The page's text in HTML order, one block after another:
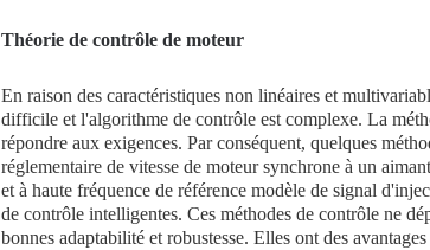
Théorie de contrôle de moteur
En raison des caractéristiques non linéaires et
difficile et l'algorithme de contrôle est complexe. La
répondre aux exigences. Par conséquent, quelques
réglementaire de vitesse de moteur synchrone à un
et à haute fréquence de référence modèle de signal
de contrôle intelligentes. Ces méthodes de contrôle ne
bonnes adaptabilité et robustesse. Elles ont des